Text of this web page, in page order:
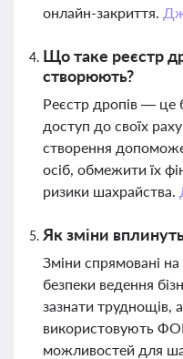
онлайн-закриття.
Що таке реєстр
створюють?
Реєстр дропів — це
доступ до своїх
створення
осіб, обмежити їх
ризики шахрайства.
Як зміни
Зміни спрямовані
безпеки ведення
зазнати труднощів,
використовують
можливостей для